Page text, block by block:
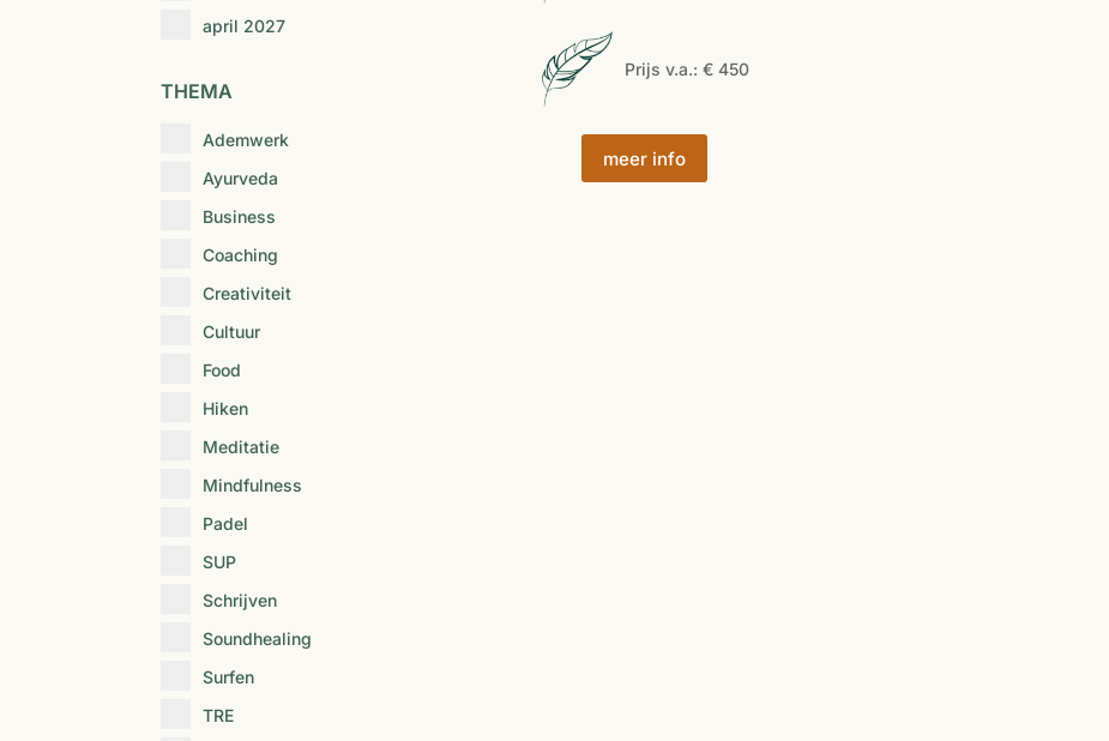
april 2027
THEMA
Ademwerk
Ayurveda
Business
Coaching
Creativiteit
Cultuur
Food
Hiken
Meditatie
Mindfulness
Padel
SUP
Schrijven
Soundhealing
Surfen
TRE
Prijs v.a.:€ 450
meer info